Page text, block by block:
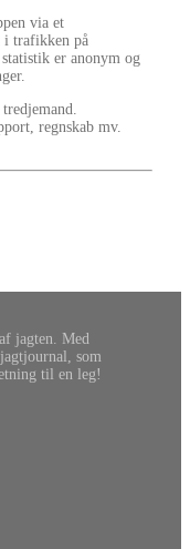
via et
i trafikken på
er anonym og
regnskab mv.
jagten. Med
som
til en leg!